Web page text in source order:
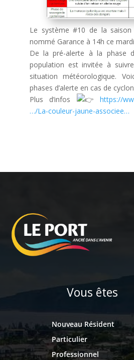
Le système #10 de la
nommé Garance à 14h ce
De la pré-alerte à la phase
population est invitée à
situation météorologique.
phases d’alerte en cas de
Plus d’infos
https://
…/La-couleur-jaune-associee…
Vous êtes
Nouveau Résident
Particulier
Professionnel